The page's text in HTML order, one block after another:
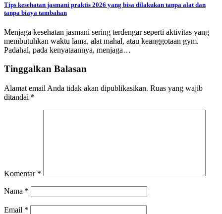
Tips kesehatan jasmani praktis 2026 yang bisa dilakukan tanpa alat dan
tanpa biaya tambahan
Menjaga kesehatan jasmani sering terdengar seperti aktivitas yang
membutuhkan waktu lama, alat mahal, atau keanggotaan gym.
Padahal, pada kenyataannya, menjaga…
Tinggalkan Balasan
Alamat email Anda tidak akan dipublikasikan. Ruas yang wajib
ditandai *
Komentar *
Nama *
Email *